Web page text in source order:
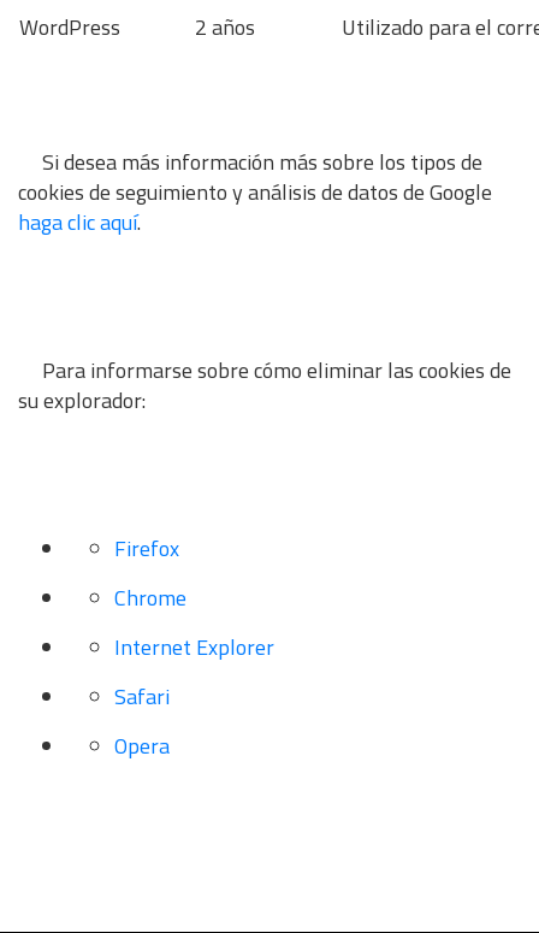
WordPress
2 años Utilizado para el
Si desea más información más sobre los tipos de
cookies de seguimiento y análisis de datos de Google
haga clic aquí.
Para informarse sobre cómo eliminar las cookies de
su explorador:
Firefox
Chrome
Internet Explorer
Safari
Opera